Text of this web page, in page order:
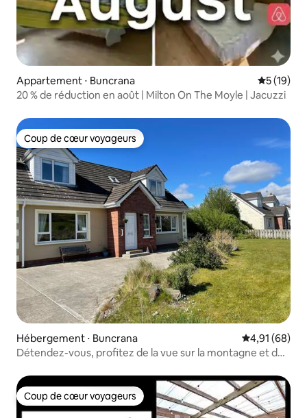
Appartement ⋅ Buncrana
5 (19)
20 % de réduction en août | Milton On The Moyle | Jacuzzi
Coup de cœur voyageurs
Coup de cœur voyageurs
Hébergement ⋅ Buncrana Évaluation
4,91 (68)
Détendez-vous, profitez de la vue sur la montagne et de
Coup de cœur voyageurs
Coup de cœur voyageurs